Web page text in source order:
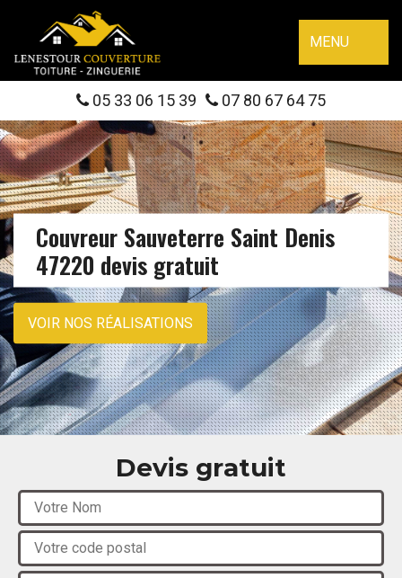
MENU
05 33 06 15 39 07 80 67 64 75
Couvreur Sauveterre Saint Denis
47220 devis gratuit
VOIR NOS RÉALISATIONS
Devis gratuit